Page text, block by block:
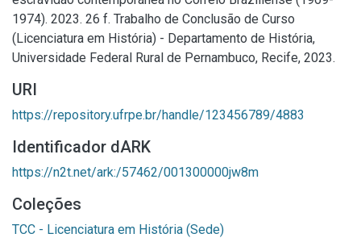
1974). 2023. 26 f. Trabalho de Conclusão de Curso
(Licenciatura em História) - Departamento de História,
Universidade Federal Rural de Pernambuco, Recife, 2023.
URI
https://repository.ufrpe.br/handle/123456789/4883
Identificador dARK
https://n2t.net/ark:/57462/001300000jw8m
Coleções
TCC - Licenciatura em História (Sede)